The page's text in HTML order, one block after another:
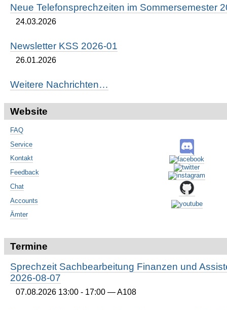
Neue Telefonsprechzeiten im Sommersemester
24.03.2026
Newsletter KSS 2026-01
26.01.2026
Weitere Nachrichten…
Website
FAQ
Service
Kontakt
Feedback
Chat
Accounts
Ämter
Termine
Sprechzeit Sachbearbeitung Finanzen und
2026-08-07
07.08.2026 13:00 - 17:00 — A108